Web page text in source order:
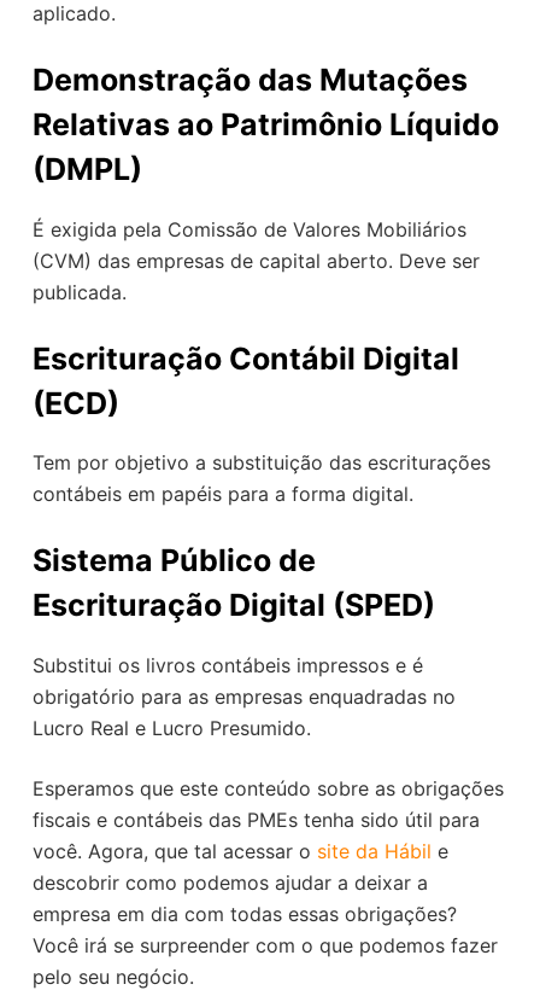
aplicado.
Demonstração das Mutações
Relativas ao Patrimônio Líquido
(DMPL)
É exigida pela Comissão de Valores Mobiliários
(CVM) das empresas de capital aberto. Deve ser
publicada.
Escrituração Contábil Digital
(ECD)
Tem por objetivo a substituição das escriturações
contábeis em papéis para a forma digital.
Sistema Público de
Escrituração Digital (SPED)
Substitui os livros contábeis impressos e é
obrigatório para as empresas enquadradas no
Lucro Real e Lucro Presumido.
Esperamos que este conteúdo sobre as obrigações
fiscais e contábeis das PMEs tenha sido útil para
você. Agora, que tal acessar o site da Hábil e
descobrir como podemos ajudar a deixar a
empresa em dia com todas essas obrigações?
Você irá se surpreender com o que podemos fazer
pelo seu negócio.